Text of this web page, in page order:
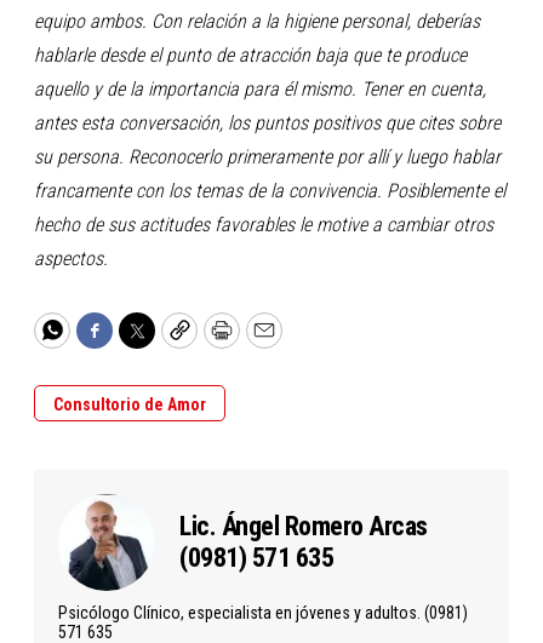
equipo ambos. Con relación a la higiene personal, deberías
hablarle desde el punto de atracción baja que te produce
aquello y de la importancia para él mismo. Tener en cuenta,
antes esta conversación, los puntos positivos que cites sobre
su persona. Reconocerlo primeramente por allí y luego hablar
francamente con los temas de la convivencia. Posiblemente el
hecho de sus actitudes favorables le motive a cambiar otros
aspectos.
WhatsApp
Facebook
TwitterCopyPrintEmail
Consultorio de Amor
Lic. Ángel Romero Arcas
(0981) 571 635
Psicólogo Clínico, especialista en jóvenes y adultos. (0981)
571 635